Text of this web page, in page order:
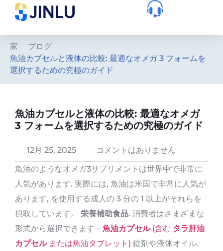
家
ブログ
魚油カプセルと液体の比較: 最適なオメガ 3 フォームを
選択するための究極のガイド
魚油カプセルと液体の比較: 最適なオメガ
3 フォームを選択するための究極のガイド
12月 25, 2025
コメントはありません
魚油のようなオメガ3サプリメントは世界中で非常に
人気があります. 実際には, 魚油は米国で非常に人気が
あります, を使用する成人の 3 分の 1 以上がそれらを
摂取しています。 栄養補助食品. 消費者はさまざまな
形式から選択できます – 魚油カプセル(含む タラ肝油
カプセルまたは魚油タブレット) 錠剤や液体オイル.